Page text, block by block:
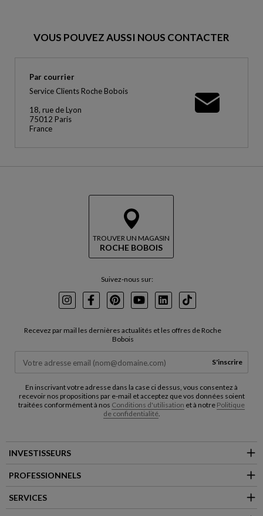
VOUS POUVEZ AUSSI NOUS CONTACTER
Par courrier
Service Clients Roche Bobois
18, rue de Lyon
75012 Paris
France
TROUVER UN MAGASIN
ROCHE BOBOIS
Suivez-nous sur:
InstagramFacebookPinterest
YoutubeLinkedInTikTok
Recevez par mail les dernières actualités et les offres de Roche
Bobois
S'inscrire
En inscrivant votre adresse dans la case ci dessus, vous consentez à
recevoir nos propositions par e-mail et acceptez que vos données soient
traitées conformément à nos Conditions d'utilisation et à notre Politique
de confidentialité.
INVESTISSEURS
PROFESSIONNELS
SERVICES